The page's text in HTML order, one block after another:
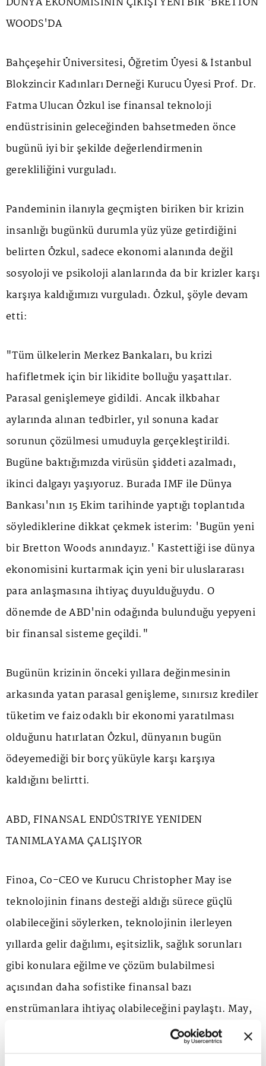
WOODS'DA
Bahçeşehir Üniversitesi, Öğretim Üyesi & İstanbul
Blokzincir Kadınları Derneği Kurucu Üyesi Prof. Dr.
Fatma Ulucan Özkul ise finansal teknoloji
endüstrisinin geleceğinden bahsetmeden önce
bugünü iyi bir şekilde değerlendirmenin
gerekliliğini vurguladı.
Pandeminin ilanıyla geçmişten biriken bir krizin
insanlığı bugünkü durumla yüz yüze getirdiğini
belirten Özkul, sadece ekonomi alanında değil
sosyoloji ve psikoloji alanlarında da bir krizler karşı
karşıya kaldığımızı vurguladı. Özkul, şöyle devam
etti:
"Tüm ülkelerin Merkez Bankaları, bu krizi
hafifletmek için bir likidite bolluğu yaşattılar.
Parasal genişlemeye gidildi. Ancak ilkbahar
aylarında alınan tedbirler, yıl sonuna kadar
sorunun çözülmesi umuduyla gerçekleştirildi.
Bugüne baktığımızda virüsün şiddeti azalmadı,
ikinci dalgayı yaşıyoruz. Burada IMF ile Dünya
Bankası'nın 15 Ekim tarihinde yaptığı toplantıda
söylediklerine dikkat çekmek isterim: 'Bugün yeni
bir Bretton Woods anındayız.' Kastettiği ise dünya
ekonomisini kurtarmak için yeni bir uluslararası
para anlaşmasına ihtiyaç duyulduğuydu. O
dönemde de ABD'nin odağında bulunduğu yepyeni
bir finansal sisteme geçildi."
Bugünün krizinin önceki yıllara değinmesinin
arkasında yatan parasal genişleme, sınırsız krediler
tüketim ve faiz odaklı bir ekonomi yaratılması
olduğunu hatırlatan Özkul, dünyanın bugün
ödeyemediği bir borç yüküyle karşı karşıya
kaldığını belirtti.
ABD, FİNANSAL ENDÜSTRİYE YENİDEN
TANIMLAYAMA ÇALIŞIYOR
Finoa, Co-CEO ve Kurucu Christopher May ise
teknolojinin finans desteği aldığı sürece güçlü
olabileceğini söylerken, teknolojinin ilerleyen
yıllarda gelir dağılımı, eşitsizlik, sağlık sorunları
gibi konulara eğilme ve çözüm bulabilmesi
açısından daha sofistike finansal bazı
enstrümanlara ihtiyaç olabileceğini paylaştı. May,